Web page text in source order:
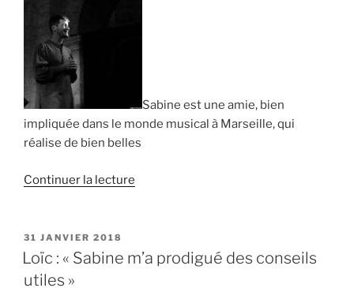
surmonter
ces
obstacles
Sabine est une amie, bien
impliquée dans le monde musical à Marseille, qui
réalise de bien belles
Continuer la lecture
:
PUBLIÉ
LE
31 JANVIER 2018
Loïc : « Sabine m’a prodigué des conseils
utiles »